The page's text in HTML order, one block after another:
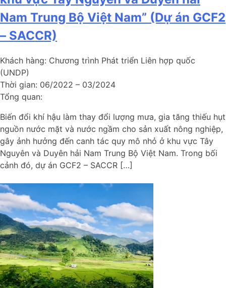
Nam Trung Bộ Việt Nam” (Dự án GCF2
– SACCR)
Khách hàng: Chương trình Phát triển Liên hợp quốc
(UNDP)
Thời gian: 06/2022 – 03/2024
Tổng quan:
Biến đổi khí hậu làm thay đổi lượng mưa, gia tăng thiếu hụt
nguồn nước mặt và nước ngầm cho sản xuất nông nghiệp,
gây ảnh hưởng đến canh tác quy mô nhỏ ở khu vực Tây
Nguyên và Duyên hải Nam Trung Bộ Việt Nam. Trong bối
cảnh đó, dự án GCF2 – SACCR […]